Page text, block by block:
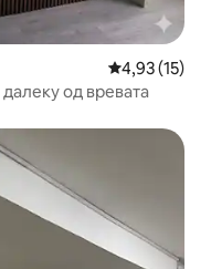
Просечна
4,93 (15)
од вревата